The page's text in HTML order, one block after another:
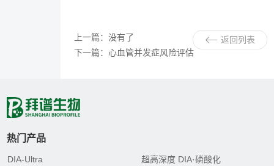
返回列表
上一篇：没有了
下一篇：心血管并发症风险评估
热门产品
DIA-Ultra
超高深度 DIA·磷酸化